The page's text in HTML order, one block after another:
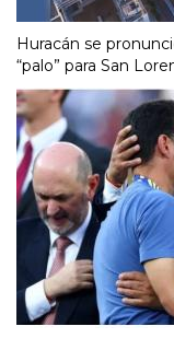
Huracán se
“palo” para San